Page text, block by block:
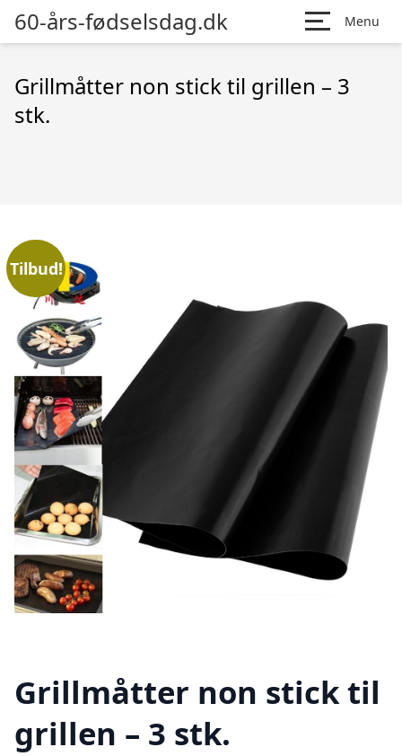
60-års-fødselsdag.dk Menu
Grillmåtter non stick til grillen – 3
stk.
Tilbud!
Grillmåtter non stick til
grillen – 3 stk.